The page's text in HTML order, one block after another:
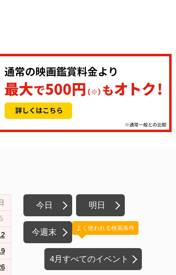
今日 明日
今週末
4月すべてのイベント
よく使われる検索条件